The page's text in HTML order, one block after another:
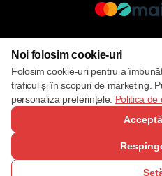
Noi folosim cookie-uri
Folosim cookie-uri pentru a
traficul și în scopuri de marketing.
personaliza preferințele. Politica de